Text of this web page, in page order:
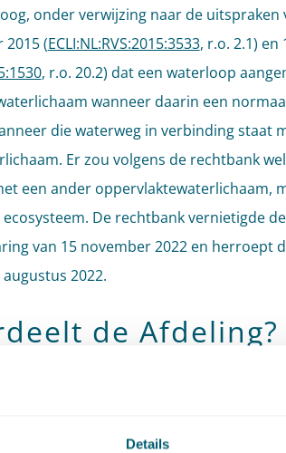
Details
onder verwijzing naar de uitspraken
2015 (ECLI:NL:RVS:2015:3533, r.o. 2.1) en
, r.o. 20.2) dat een waterloop
wanneer daarin een
die waterweg in verbinding staat
Er zou volgens de rechtbank
een ander oppervlaktewaterlichaam,
De rechtbank vernietigde de
van 15 november 2022 en herroept
2022.
de Afdeling?